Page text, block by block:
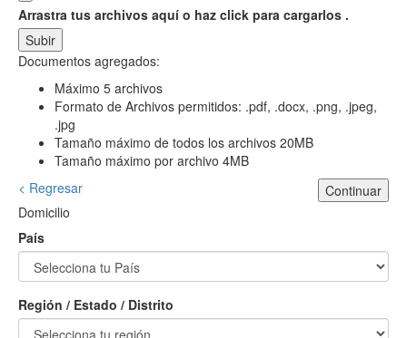
Arrastra tus archivos aquí o haz click para cargarlos .
Subir
Documentos agregados:
Máximo 5 archivos
Formato de Archivos permitidos: .pdf, .docx, .png, .jpeg,
.jpg
Tamaño máximo de todos los archivos 20MB
Tamaño máximo por archivo 4MB
< Regresar
Continuar
Domicilio
País
Región / Estado / Distrito